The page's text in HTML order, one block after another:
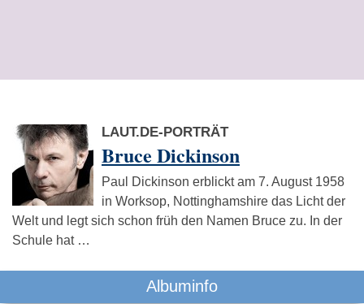
LAUT.DE-PORTRÄT
Bruce Dickinson
Paul Dickinson erblickt am 7. August 1958
in Worksop, Nottinghamshire das Licht der
Welt und legt sich schon früh den Namen Bruce zu. In der
Schule hat …
Albuminfo